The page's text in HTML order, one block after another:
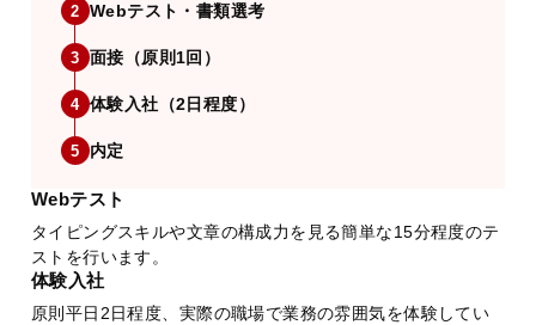
2 Webテスト・書類選考
3 面接（原則1回）
4 体験入社（2日程度）
5 内定
Webテスト
タイピングスキルや文章の構成力を見る簡単な15分程度のテ
ストを行います。
体験入社
原則平日2日程度、実際の職場で業務の雰囲気を体験してい